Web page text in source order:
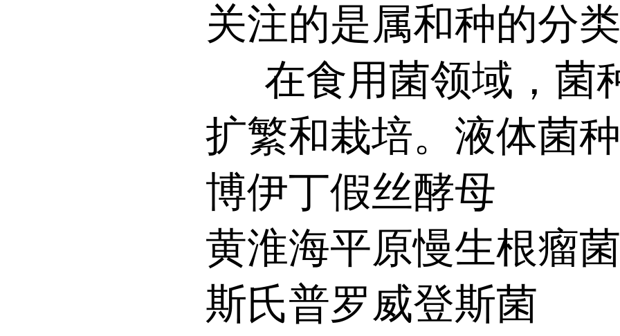
关注的是属和种的分
在食用菌领域，菌
扩繁和栽培。液体菌
博伊丁假丝酵母
黄淮海平原慢生根瘤菌
斯氏普罗威登斯菌